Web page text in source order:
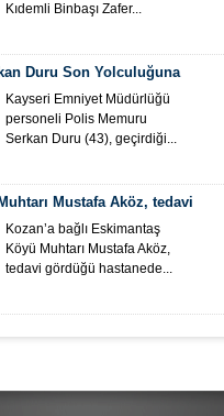
Kıdemli Binbaşı Zafer...
Duru Son Yolculuğuna
Kayseri Emniyet Müdürlüğü
personeli Polis Memuru
Serkan Duru (43), geçirdiği...
Mustafa Aköz, tedavi
hayatını kaybetti.
Kozan’a bağlı Eskimantaş
Köyü Muhtarı Mustafa Aköz,
tedavi gördüğü hastanede...